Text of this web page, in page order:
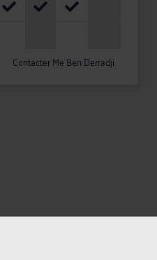
Contacter Me Ben Derradji